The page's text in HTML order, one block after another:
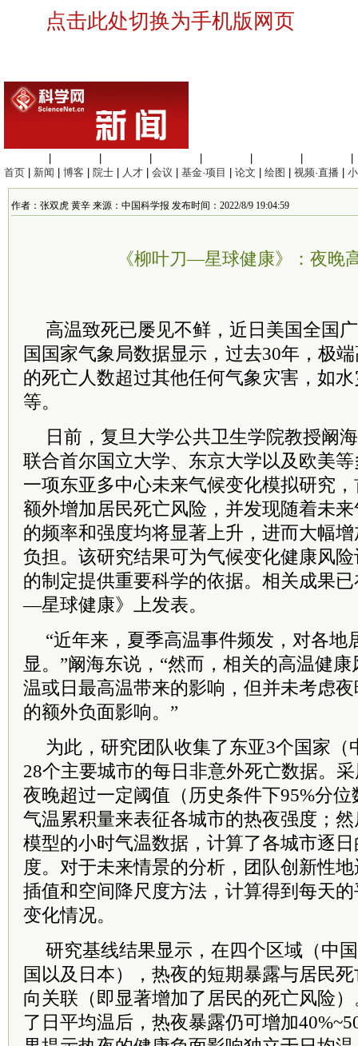
点击此处切换为手机版网页
首页
新闻 博客 院士 人才 会议 基金·项目 论文 绘图 视频·直播
作者：张双虎 黄辛 来源：中国科学报 发布时间：2022/8/9 19:04:59
《柳叶刀—星球健康》：夜
高温致死已屡见不鲜，近日美国全国
国国家气象局数据显示，过去30年，极
的死亡人数超过其他任何气象灾害，如
等。
日前，复旦大学公共卫生学院教授阚
联合首尔国立大学、东京大学以及欧美
一项东亚多中心未来气候变化模拟研究
额外增加居民死亡风险，并发现随着未
的频率和强度均将显著上升，进而大幅
负担。该研究结果可为气候变化健康风
的制定提供重要科学的依据。相关成果
—星球健康》上发表。
“近年来，夏季高温事件频发，对各地
显。”阚海东说，“然而，相关的高温健
温或日最高温带来的影响，但并未考虑
的额外负面影响。”
为此，研究团队收集了东亚3个国家（
28个主要城市的每日非意外死亡数据。
夜晚超过一定阈值（历史条件下95%分
气温累积量来表征各城市的热夜强度；
模型的小时气温数据，计算了各城市逐
度。对于未来情景的分析，团队创新性
插值和空间降尺度方法，计算得到每天
变化情况。
研究基线结果显示，在四个区域（中
国以及日本），热夜的短期暴露与居民
向关联（即显著增加了居民的死亡风险
了日平均温后，热夜暴露仍可增加